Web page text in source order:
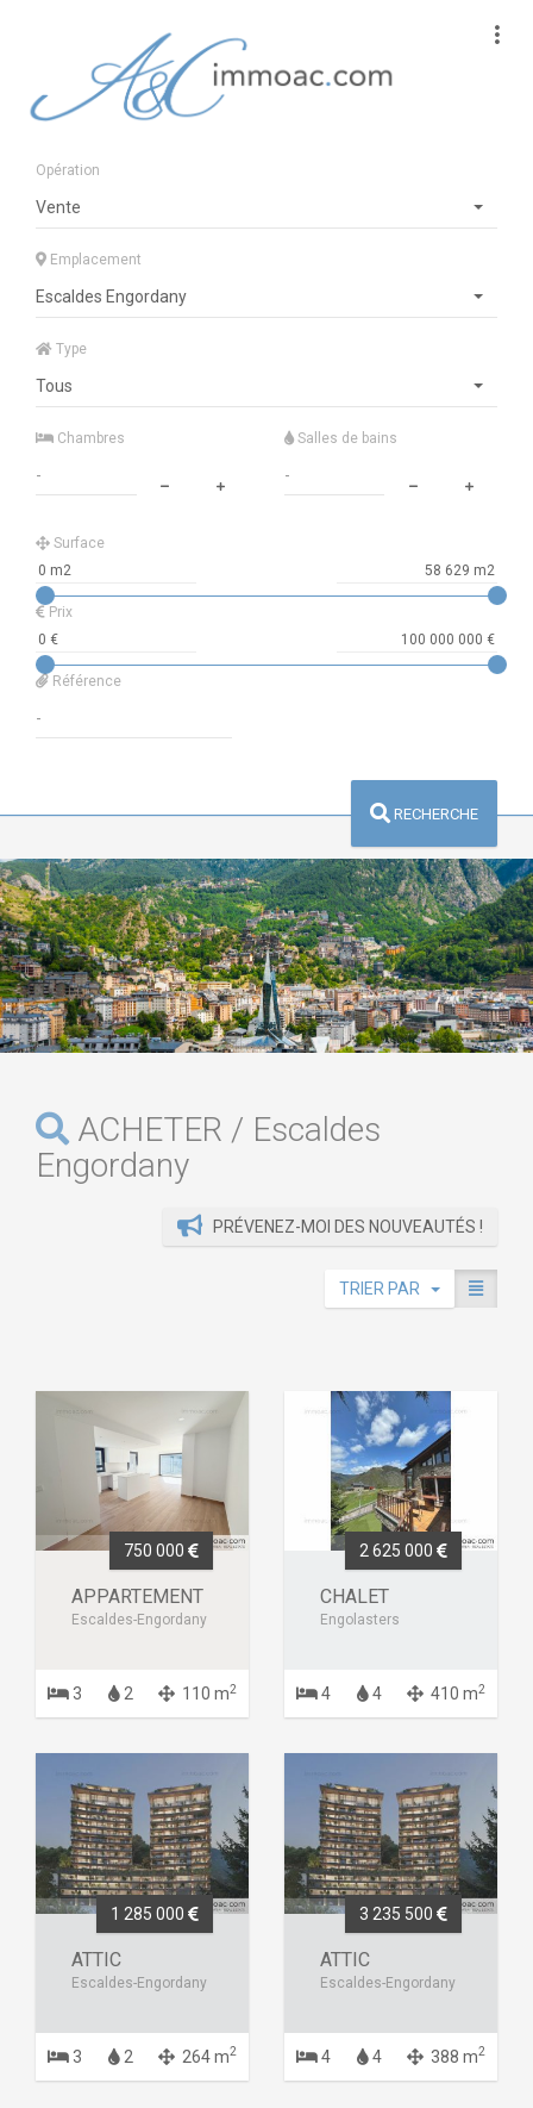
Opération
Vente
Emplacement
Escaldes Engordany
Type
Tous
Chambres Salles de bains
Surface
Prix
Référence
RECHERCHE
ACHETER / Escaldes
Engordany
PRÉVENEZ-MOI DES NOUVEAUTÉS !
TRIER PAR
750 000
APPARTEMENT
Escaldes-Engordany
3 2 110 m2
2 625 000
CHALET
Engolasters
4 4 410 m2
1 285 000
ATTIC
Escaldes-Engordany
3 2 264 m2
3 235 500
ATTIC
Escaldes-Engordany
4 4 388 m2